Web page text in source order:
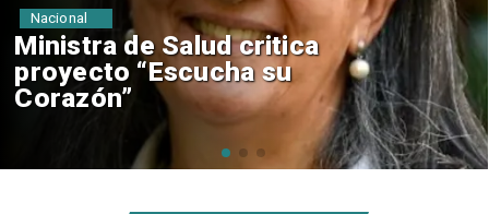
Corte de Apelaciones rechaza
anulación de absolución de
Claudio Crespo
Nacional